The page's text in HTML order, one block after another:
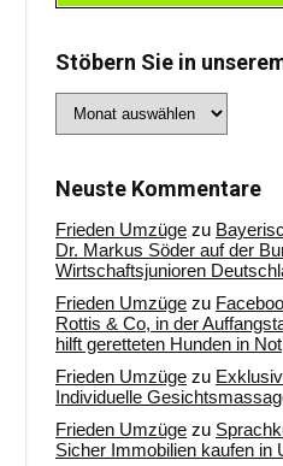
Stöbern Sie in
Sie
Archiv
Neuste Kommentare
Frieden Umzüge zu
Dr. Markus Söder auf der
Wirtschaftsjunioren
Frieden Umzüge zu
Rottis & Co, in der
hilft geretteten Hunden in Not
Frieden Umzüge zu
Individuelle
Frieden Umzüge zu
Sicher Immobilien kaufen in